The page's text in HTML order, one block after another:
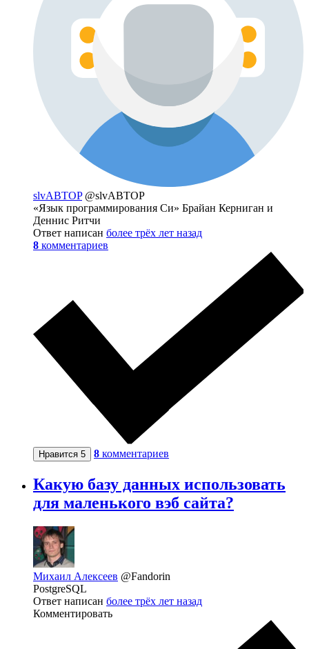
slvABTOP @slvABTOP
«Язык программирования Си» Брайан Керниган и
Деннис Ритчи
Ответ написан более трёх лет назад
8 комментариев
Нравится 5 8 комментариев
Какую базу данных использовать
для маленького вэб сайта?
Михаил Алексеев @Fandorin
PostgreSQL
Ответ написан более трёх лет назад
Комментировать